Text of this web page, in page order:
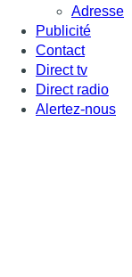
Adresse
Publicité
Contact
Direct tv
Direct radio
Alertez-nous